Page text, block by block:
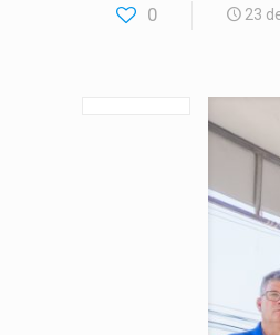
0 23